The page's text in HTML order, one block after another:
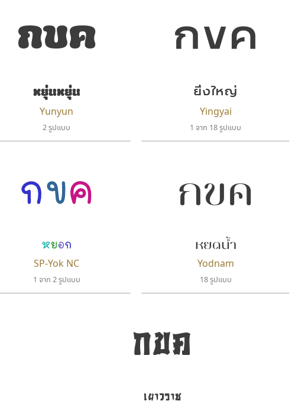
กขค
หยุ่นหยุ่น
Yunyun
2 รูปแบบ
กขค
ยิ่งใหญ่
Yingyai
1 จาก 18 รูปแบบ
กขค
หยอก
SP-Yok NC
1 จาก 2 รูปแบบ
กขค
หยดน้ำ
Yodnam
18 รูปแบบ
กขค
เยาวราช